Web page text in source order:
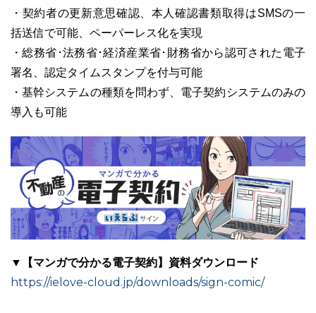
・契約者の更新意思確認、本人確認書類取得はSMSの一
括送信で可能、ペーパーレス化を実現
・総務省･法務省･経済産業省･財務省から認可された電子
署名、認定タイムスタンプを付与可能
・基幹システムの種類を問わず、電子契約システムのみの
導入も可能
▼【マンガで分かる電子契約】資料ダウンロード
https://ielove-cloud.jp/downloads/sign-comic/